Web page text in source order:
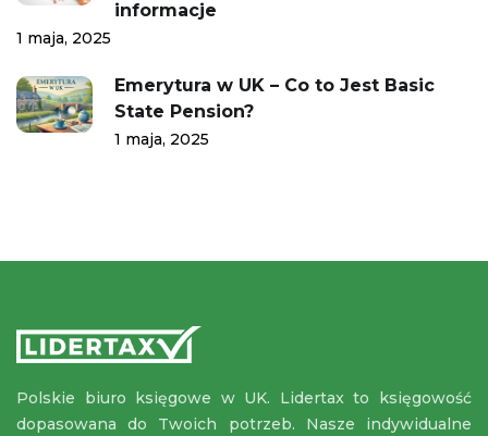
informacje
1 maja, 2025
Emerytura w UK – Co to Jest Basic
State Pension?
1 maja, 2025
Polskie biuro księgowe w UK. Lidertax to księgowość
dopasowana do Twoich potrzeb. Nasze indywidualne